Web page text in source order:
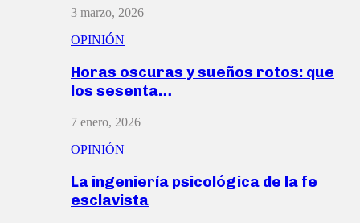
3 marzo, 2026
OPINIÓN
Horas oscuras y sueños rotos: que
los sesenta…
7 enero, 2026
OPINIÓN
La ingeniería psicológica de la fe
esclavista